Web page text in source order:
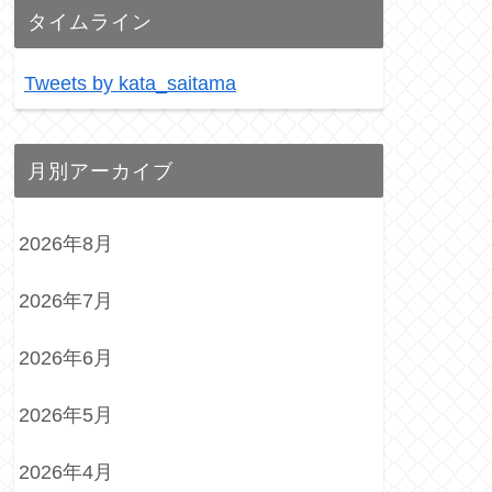
タイムライン
Tweets by kata_saitama
月別アーカイブ
2026年8月
2026年7月
2026年6月
2026年5月
2026年4月